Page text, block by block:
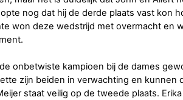
nog dat hij de derde plaats vast kon
won deze wedstrijd met overmacht en
onbetwiste kampioen bij de dames
zijn beiden in verwachting en kunnen
staat veilig op de tweede plaats.